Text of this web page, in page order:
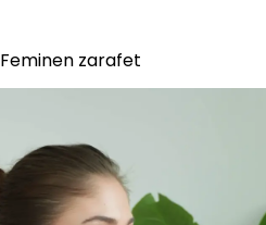
Feminen zarafet